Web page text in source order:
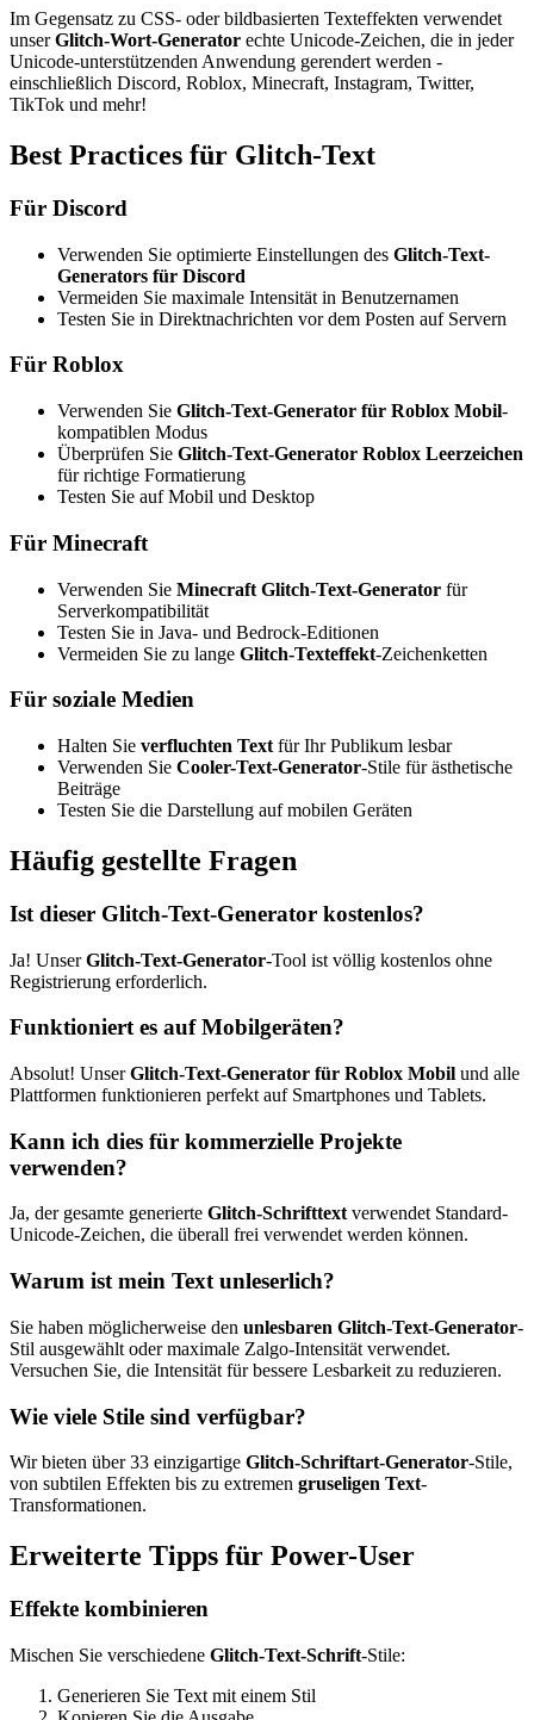
Im Gegensatz zu CSS- oder bildbasierten Texteffekten verwendet
unserGlitch-Wort-Generator echte Unicode-Zeichen, die in jeder
Unicode-unterstützenden Anwendung gerendert werden -
einschließlich Discord, Roblox, Minecraft, Instagram, Twitter,
TikTok und mehr!
Best Practices für Glitch-Text
Für Discord
Verwenden Sie optimierte Einstellungen des Glitch-Text-
Generators für Discord
Vermeiden Sie maximale Intensität in Benutzernamen
Testen Sie in Direktnachrichten vor dem Posten auf Servern
Für Roblox
Verwenden Sie Glitch-Text-Generator für Roblox Mobil-
kompatiblen Modus
Überprüfen Sie Glitch-Text-Generator Roblox Leerzeichen
für richtige Formatierung
Testen Sie auf Mobil und Desktop
Für Minecraft
Verwenden Sie Minecraft Glitch-Text-Generator für
Serverkompatibilität
Testen Sie in Java- und Bedrock-Editionen
Vermeiden Sie zu lange Glitch-Texteffekt-Zeichenketten
Für soziale Medien
Halten Sie verfluchten Text für Ihr Publikum lesbar
Verwenden Sie Cooler-Text-Generator-Stile für ästhetische
Beiträge
Testen Sie die Darstellung auf mobilen Geräten
Häufig gestellte Fragen
Ist dieser Glitch-Text-Generator kostenlos?
Ja! UnserGlitch-Text-Generator-Tool ist völlig kostenlos ohne
Registrierung erforderlich.
Funktioniert es auf Mobilgeräten?
Absolut! UnserGlitch-Text-Generator für Roblox Mobil und alle
Plattformen funktionieren perfekt auf Smartphones und Tablets.
Kann ich dies für kommerzielle Projekte
verwenden?
Ja, der gesamte generierte Glitch-Schrifttext verwendet Standard-
Unicode-Zeichen, die überall frei verwendet werden können.
Warum ist mein Text unleserlich?
Sie haben möglicherweise den unlesbaren Glitch-Text-Generator-
Stil ausgewählt oder maximale Zalgo-Intensität verwendet.
Versuchen Sie, die Intensität für bessere Lesbarkeit zu reduzieren.
Wie viele Stile sind verfügbar?
Wir bieten über 33 einzigartige Glitch-Schriftart-Generator-Stile,
von subtilen Effekten bis zu extremen gruseligen Text-
Transformationen.
Erweiterte Tipps für Power-User
Effekte kombinieren
Mischen Sie verschiedene Glitch-Text-Schrift-Stile:
Generieren Sie Text mit einem Stil